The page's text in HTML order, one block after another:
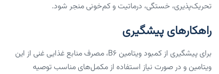
تحریک‌پذیری، خستگی، درماتیت و کم‌خونی منجر شود.
راهکارهای پیشگیری
برای پیشگیری از کمبود ویتامین B6، مصرف منابع غذایی غنی از این
ویتامین و در صورت نیاز استفاده از مکمل‌های مناسب توصیه